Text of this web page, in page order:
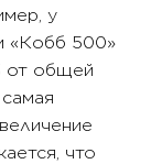
у
«Кобб 500»
от общей
что